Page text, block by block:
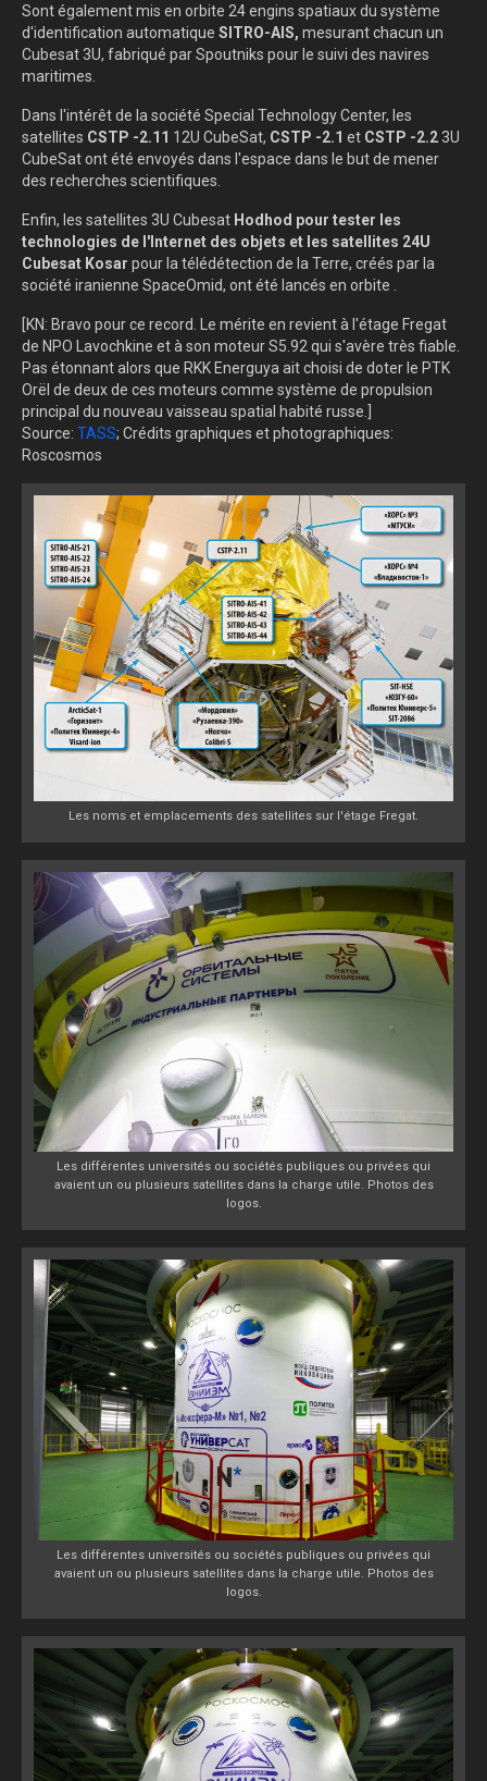
Sont également mis en orbite 24 engins spatiaux du système
d'identification automatique SITRO-AIS, mesurant chacun un
Cubesat 3U, fabriqué par Spoutniks pour le suivi des navires
maritimes.
Dans l'intérêt de la société Special Technology Center, les
satellites CSTP -2.11 12U CubeSat, CSTP -2.1 et CSTP -2.23U
CubeSat ont été envoyés dans l'espace dans le but de mener
des recherches scientifiques.
Enfin, les satellites 3U Cubesat Hodhod pour tester les
technologies de l'Internet des objets et les satellites 24U
Cubesat Kosar pour la télédétection de la Terre, créés par la
société iranienne SpaceOmid, ont été lancés en orbite .
[KN: Bravo pour ce record. Le mérite en revient à l'étage Fregat
de NPO Lavochkine et à son moteur S5.92 qui s'avère très fiable.
Pas étonnant alors que RKK Energuya ait choisi de doter le PTK
Orël de deux de ces moteurs comme système de propulsion
principal du nouveau vaisseau spatial habité russe.]
Source: TASS; Crédits graphiques et photographiques:
Roscosmos
Les noms et emplacements des satellites sur l'étage Fregat.
Les différentes universités ou sociétés publiques ou privées qui
avaient un ou plusieurs satellites dans la charge utile. Photos des
logos.
Les différentes universités ou sociétés publiques ou privées qui
avaient un ou plusieurs satellites dans la charge utile. Photos des
logos.